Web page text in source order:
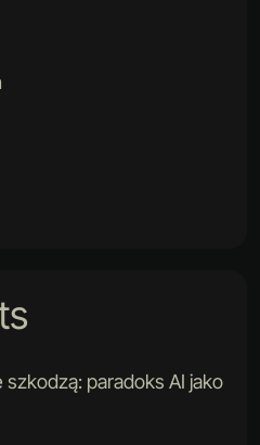
paradoks AI jako